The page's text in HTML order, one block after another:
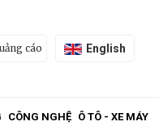
cáo English
CÔNG NGHỆ Ô TÔ - XE MÁY